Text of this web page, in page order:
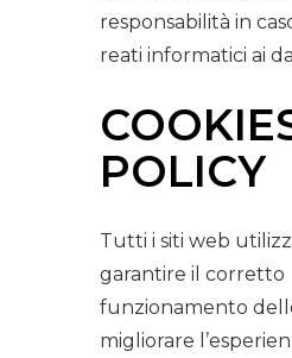
responsabilità in
reati informatici ai
POLICY
Tutti i siti web
garantire il corretto
funzionamento
migliorare